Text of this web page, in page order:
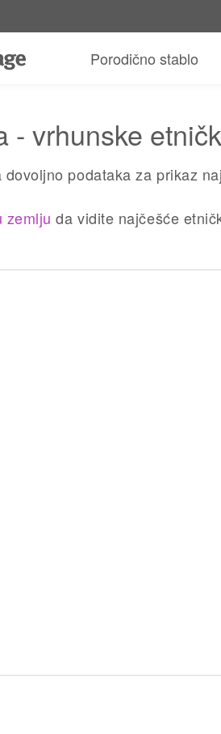
Porodično stablo
- vrhunske
podataka za prikaz
zemlju da vidite najčešće